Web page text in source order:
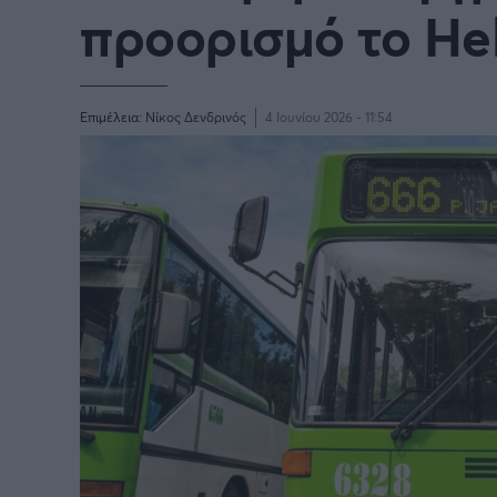
προορισμό το
Επιμέλεια: Νίκος Δενδρινός 4 Ιουνίου 2026 - 11:54